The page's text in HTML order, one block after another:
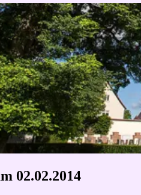
02.02.2014